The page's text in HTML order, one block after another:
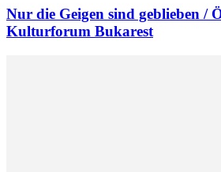
Nur die Geigen sind geblieben /
Kulturforum Bukarest